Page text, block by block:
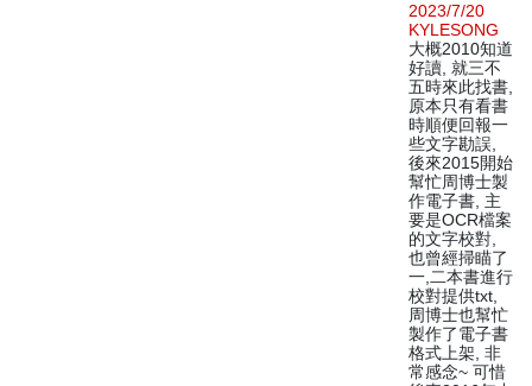
2023/7/20
KYLESONG
大概2010知道
好讀, 就三不
五時來此找書,
原本只有看書
時順便回報一
些文字勘誤,
後來2015開始
幫忙周博士製
作電子書, 主
要是OCR檔案
的文字校對,
也曾經掃瞄了
一,二本書進行
校對提供txt,
周博士也幫忙
製作了電子書
格式上架, 非
常感念~ 可惜